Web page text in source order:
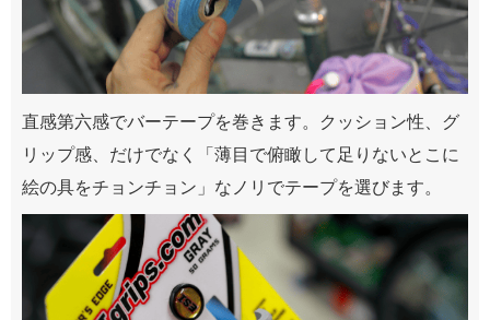
直感第六感でバーテープを巻きます。クッション性、グ
リップ感、だけでなく「薄目で俯瞰して足りないとこに
絵の具をチョンチョン」なノリでテープを選びます。